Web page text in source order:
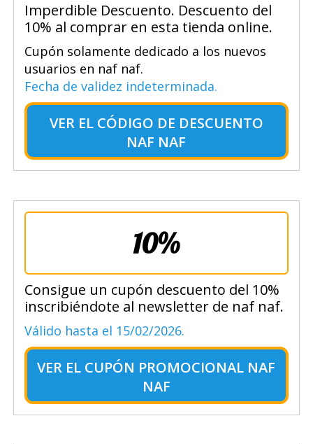
Imperdible Descuento. Descuento del
10% al comprar en esta tienda online.
Cupón solamente dedicado a los nuevos
usuarios en naf naf.
Fecha de validez indeterminada.
VER EL CÓDIGO DE DESCUENTO
NAF NAF
10%
Consigue un cupón descuento del 10%
inscribiéndote al newsletter de naf naf.
Válido hasta el 15/02/2026.
VER EL CUPÓN PROMOCIONAL NAF
NAF